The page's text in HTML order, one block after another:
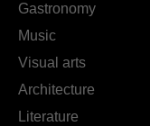
Gastronomy
Music
Visual arts
Architecture
Literature